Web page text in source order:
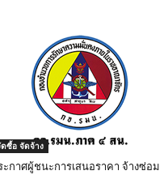
ซื้อ จัดจ้าง
ะกาศผู้ชนะการเสนอราคา จ้างซ่อม